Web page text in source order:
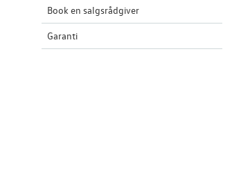
Book en salgsrådgiver
Garanti